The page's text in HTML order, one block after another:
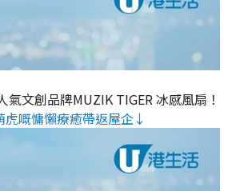
氣文創品牌MUZIK TIGER 冰感風扇！
虎嘅慵懶療癒帶返屋企↓